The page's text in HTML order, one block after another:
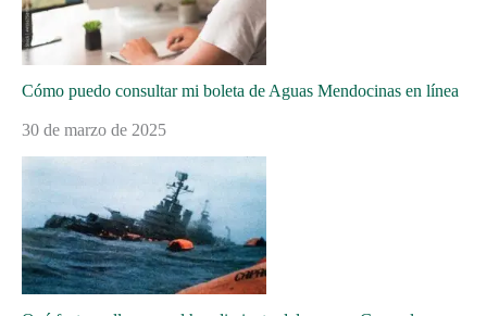
Cómo puedo consultar mi boleta de Aguas Mendocinas en línea
30 de marzo de 2025